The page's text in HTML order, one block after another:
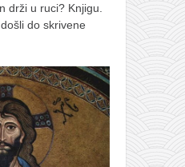
drži u ruci? Knjigu.
do skrivene